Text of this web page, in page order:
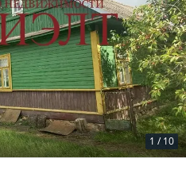
1 / 10